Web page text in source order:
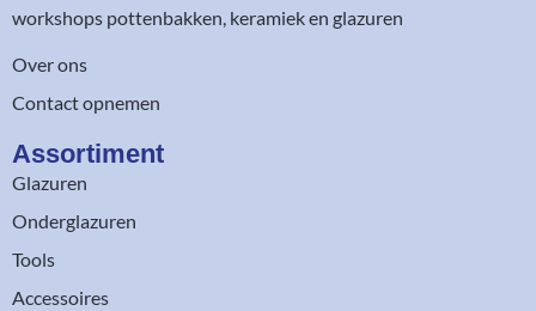
workshops pottenbakken, keramiek en glazuren
Over ons
Contact opnemen
Assortiment​
Glazuren
Onderglazuren
Tools
Accessoires